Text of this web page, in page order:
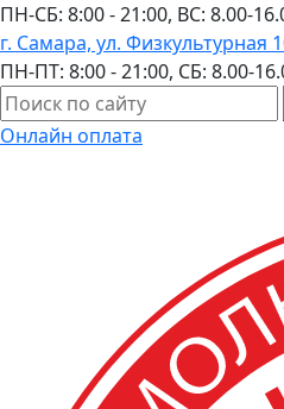
ПН-СБ: 8:00 - 21:00, ВС: 8.00-
г. Самара, ул. Физкультурная
ПН-ПТ: 8:00 - 21:00, СБ: 8.00-
Онлайн оплата